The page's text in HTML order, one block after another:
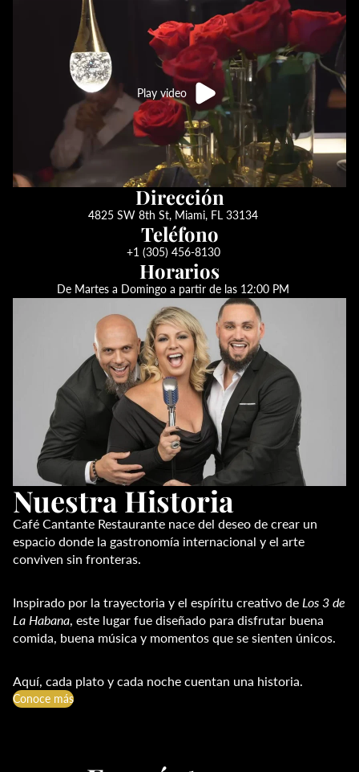
Play video
Dirección
4825 SW 8th St, Miami, FL 33134
Teléfono
+1 (305) 456-8130
Horarios
De Martes a Domingo a partir de las 12:00 PM
Nuestra Historia
Café Cantante Restaurante nace del deseo de crear un
espacio donde la gastronomía internacional y el arte
conviven sin fronteras.
Inspirado por la trayectoria y el espíritu creativo de Los 3 de
La Habana , este lugar fue diseñado para disfrutar buena
comida, buena música y momentos que se sienten únicos.
Aquí, cada plato y cada noche cuentan una historia.
Conoce más